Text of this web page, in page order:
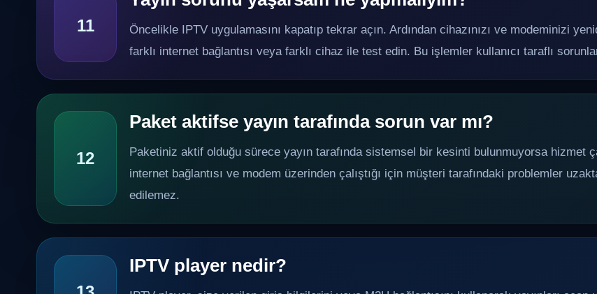
11
Öncelikle IPTV uygulamasını kapatıp tekrar açın. Ardından cihazınızı ve modeminizi
farklı internet bağlantısı veya farklı cihaz ile test edin. Bu işlemler kullanıcı taraflı
12
Paket aktifse yayın tarafında sorun var mı?
Paketiniz aktif olduğu sürece yayın tarafında sistemsel bir kesinti bulunmuyorsa hizmet
internet bağlantısı ve modem üzerinden çalıştığı için müşteri tarafındaki problemler
edilemez.
IPTV player nedir?